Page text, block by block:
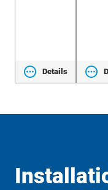
Details